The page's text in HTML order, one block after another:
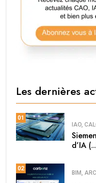
Les dernières
01
IAO,
d’IA
02
BIM,